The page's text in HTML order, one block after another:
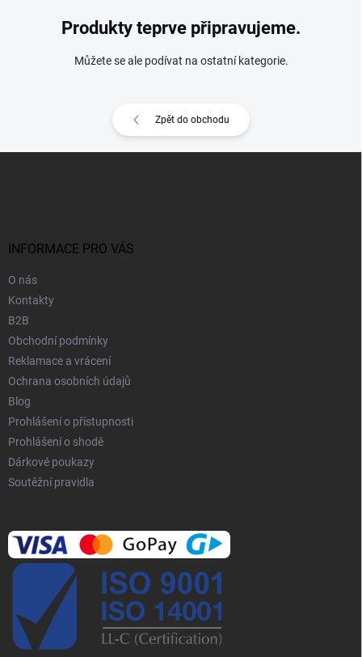
Produkty teprve připravujeme.
Můžete se ale podívat na ostatní kategorie.
Zpět do obchodu
INFORMACE PRO VÁS
O nás
Kontakty
B2B
Obchodní podmínky
Reklamace a vrácení
Ochrana osobních údajů
Blog
Prohlášení o přístupnosti
Prohlášení o shodě
Dárkové poukazy
Soutěžní pravidla